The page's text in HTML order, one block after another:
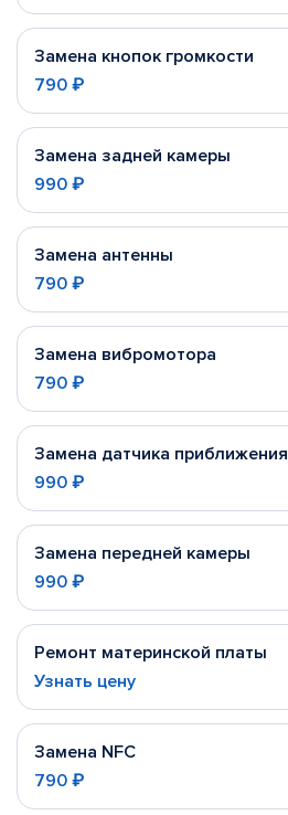
Замена кнопок громкости
790 ₽
Замена задней камеры
990 ₽
Замена антенны
790 ₽
Замена вибромотора
790 ₽
Замена датчика приближения
990 ₽
Замена передней камеры
990 ₽
Ремонт материнской платы
Узнать цену
Замена NFC
790 ₽